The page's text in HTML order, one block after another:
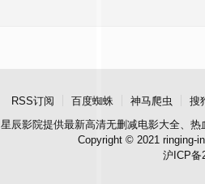
RSS订阅 百度蜘蛛 神马爬虫 搜
星辰影院提供最新高清无删减电影大全、
Copyright © 2021 ringing-
沪ICP备